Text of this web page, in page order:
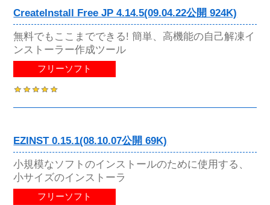
CreateInstall Free JP 4.14.5(09.04.22公開 924K)
無料でもここまでできる! 簡単、高機能の自己解凍イ
ンストーラー作成ツール
フリーソフト
EZINST 0.15.1(08.10.07公開 69K)
小規模なソフトのインストールのために使用する、
小サイズのインストーラ
フリーソフト